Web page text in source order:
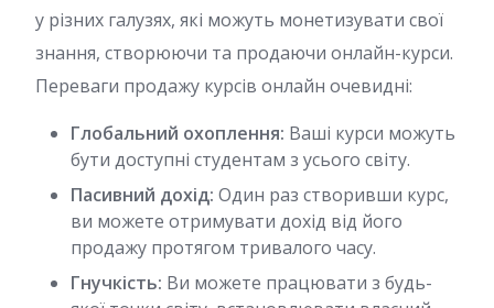
у різних галузях, які можуть монетизувати свої
знання, створюючи та продаючи онлайн-курси.
Переваги продажу курсів онлайн очевидні:
Глобальний охоплення: Ваші курси можуть
бути доступні студентам з усього світу.
Пасивний дохід: Один раз створивши курс,
ви можете отримувати дохід від його
продажу протягом тривалого часу.
Гнучкість: Ви можете працювати з будь-